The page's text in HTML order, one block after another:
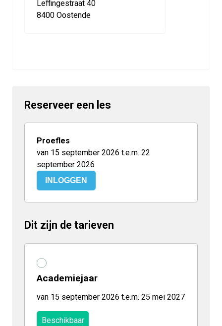
Leffingestraat 40
8400 Oostende
Reserveer een les
Proefles
van 15 september 2026 t.e.m. 22
september 2026
INLOGGEN
Dit zijn de tarieven
Academiejaar
van 15 september 2026 t.e.m. 25 mei 2027
Beschikbaar